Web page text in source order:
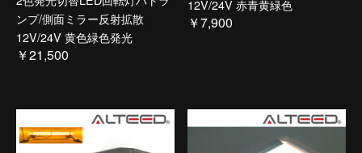
ンプ/側面ミラー反射拡散
12V/24V 黄色緑色発光
￥21,500
12V/24V 赤青黄緑色
￥7,900